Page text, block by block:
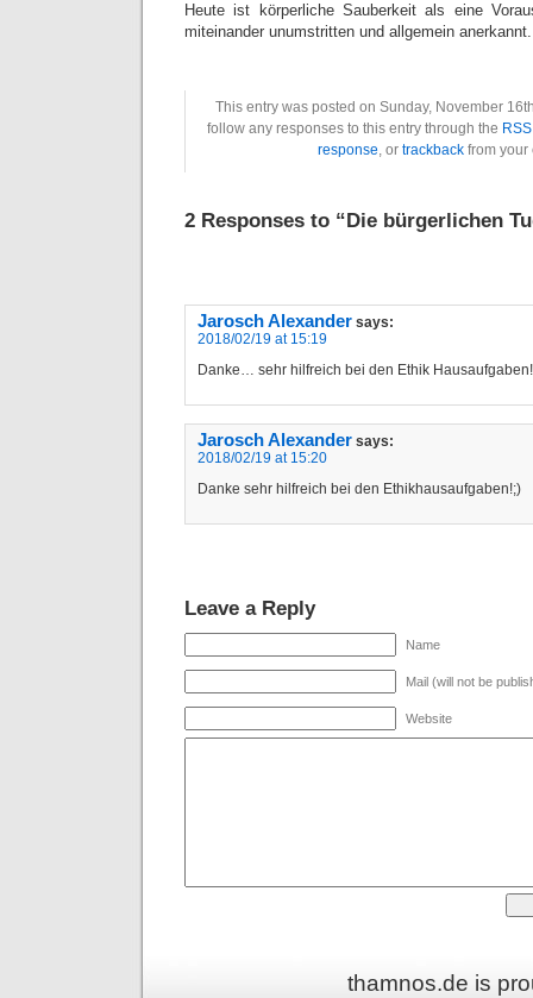
Heute ist körperliche Sauberkeit als eine
miteinander unumstritten und allgemein anerkannt.
This entry was posted on Sunday, November
follow any responses to this entry through the
response, or trackbackfrom your
2 Responses to “Die bürgerlichen
Jarosch Alexander says:
2018/02/19 at 15:19
Danke… sehr hilfreich bei den Ethik
Jarosch Alexander says:
2018/02/19 at 15:20
Danke sehr hilfreich bei den Ethikhausaufgaben!;)
Leave a Reply
Name
Mail (will not be
Website
thamnos.de is